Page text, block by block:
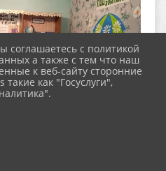
соглашаетесь с политикой
а также с тем что наш
к веб-сайту сторонние
как "Госуслуги",